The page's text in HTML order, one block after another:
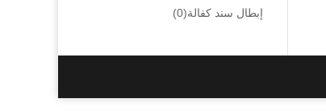
إبطال سند كفالة(0)